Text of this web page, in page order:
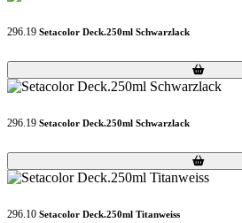
296.19 Setacolor Deck.250ml Schwarzlack
Loading...
Loading...
296.19 Setacolor Deck.250ml Schwarzlack
Loading...
Loading...
296.10 Setacolor Deck.250ml Titanweiss